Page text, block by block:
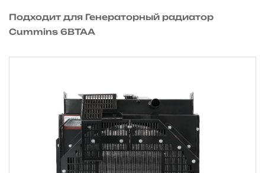
Подходит для Генераторный радиатор
Cummins 6BTAA